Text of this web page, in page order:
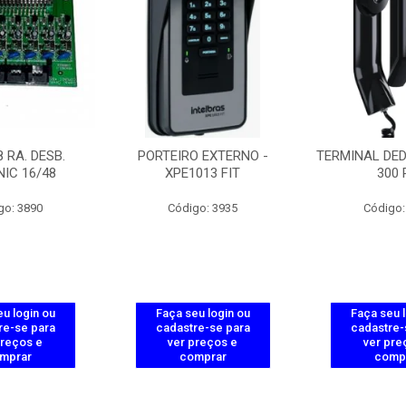
RA. DESB.
16/48
3890
login ou
se para
e
PORTEIRO EXTERNO -
XPE1013 FIT
Código: 3935
Faça seu login ou
cadastre-se para
ver preços e
comprar
TERMINAL
300
Faça seu
ver